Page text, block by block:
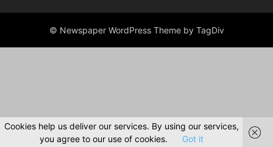
© Newspaper WordPress Theme by TagDiv
Cookies help us deliver our services. By using our services,
you agree to our use of cookies.
Got it